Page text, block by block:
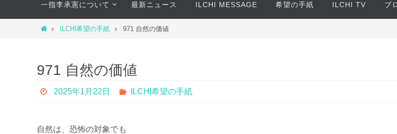
プ
テ
一指李承憲について 最新ニュース ILCHI MESSAGE 希望の手紙 ILCHI TV ブ
ホ
ILCHI希望の手紙 971 自然の価値
971 自然の価値
2025年1月22日 ILCHI希望の手紙
自然は、恐怖の対象でも